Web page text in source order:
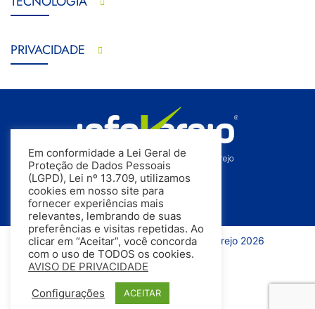
PRIVACIDADE
Todos os direitos reservados | InfoVarejo 2026
Em conformidade a Lei Geral de
Proteção de Dados Pessoais
(LGPD), Lei nº 13.709, utilizamos
cookies em nosso site para
fornecer experiências mais
relevantes, lembrando de suas
preferências e visitas repetidas. Ao
clicar em “Aceitar”, você concorda
com o uso de TODOS os cookies.
AVISO DE PRIVACIDADE
Configurações ACEITAR